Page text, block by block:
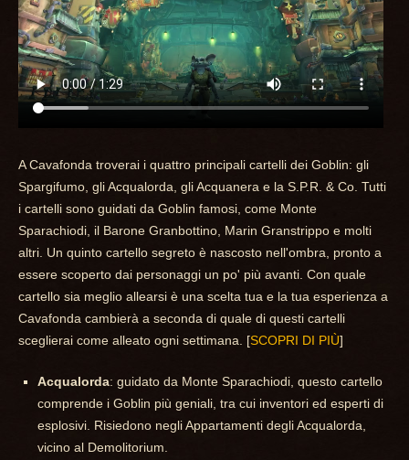
A Cavafonda troverai i quattro principali cartelli dei Goblin: gli
Spargifumo, gli Acqualorda, gli Acquanera e la S.P.R. & Co. Tutti
i cartelli sono guidati da Goblin famosi, come Monte
Sparachiodi, il Barone Granbottino, Marin Granstrippo e molti
altri. Un quinto cartello segreto è nascosto nell'ombra, pronto a
essere scoperto dai personaggi un po' più avanti. Con quale
cartello sia meglio allearsi è una scelta tua e la tua esperienza a
Cavafonda cambierà a seconda di quale di questi cartelli
sceglierai come alleato ogni settimana. [SCOPRI DI PIÙ]
Acqualorda: guidato da Monte Sparachiodi, questo cartello
comprende i Goblin più geniali, tra cui inventori ed esperti di
esplosivi. Risiedono negli Appartamenti degli Acqualorda,
vicino al Demolitorium.